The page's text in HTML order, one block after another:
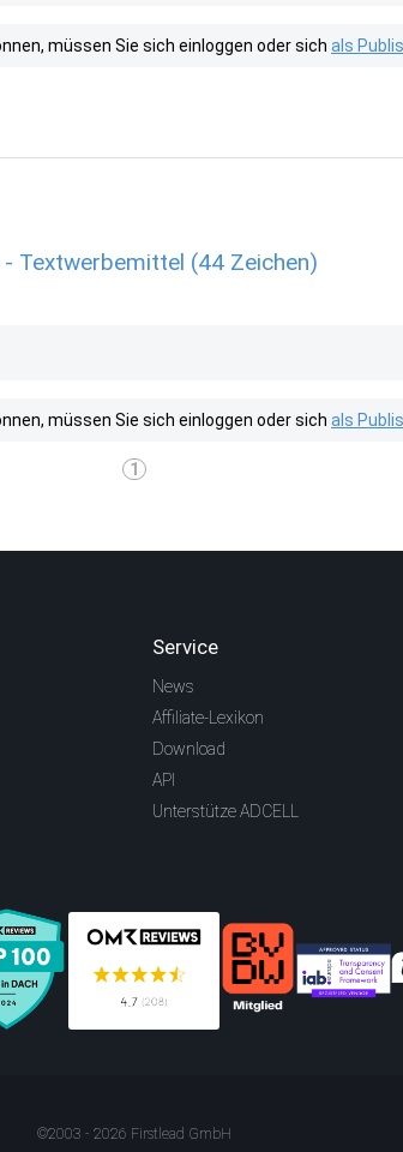
müssen Sie sich einloggen oder sich als
Textwerbemittel (44 Zeichen)
müssen Sie sich einloggen oder sich als
1
Service
News
Affiliate-Lexikon
Download
API
Unterstütze ADCELL
©2003 - 2026 Firstlead GmbH